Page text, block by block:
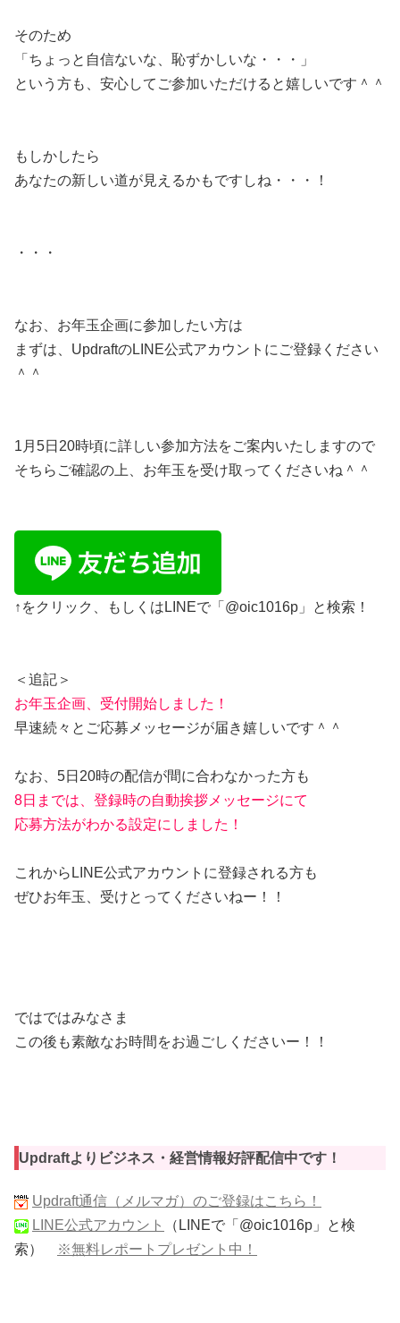
そのため
「ちょっと自信ないな、恥ずかしいな・・・」
という方も、安心してご参加いただけると嬉しいです＾＾
もしかしたら
あなたの新しい道が見えるかもですしね・・・！
・・・
なお、お年玉企画に参加したい方は
まずは、UpdraftのLINE公式アカウントにご登録ください
＾＾
1月5日20時頃に詳しい参加方法をご案内いたしますので
そちらご確認の上、お年玉を受け取ってくださいね＾＾
↑をクリック、もしくはLINEで「@oic1016p」と検索！
＜追記＞
お年玉企画、受付開始しました！
早速続々とご応募メッセージが届き嬉しいです＾＾
なお、5日20時の配信が間に合わなかった方も
8日までは、登録時の自動挨拶メッセージにて
応募方法がわかる設定にしました！
これからLINE公式アカウントに登録される方も
ぜひお年玉、受けとってくださいねー！！
ではではみなさま
この後も素敵なお時間をお過ごしくださいー！！
Updraftよりビジネス・経営情報好評配信中です！
Updraft通信（メルマガ）のご登録はこちら！
LINE公式アカウント
（LINEで「@oic1016p」と検
索）
※無料レポートプレゼント中！